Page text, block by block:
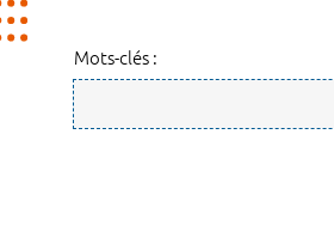
Mots-clés :